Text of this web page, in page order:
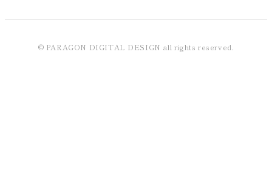
© PARAGON DIGITAL DESIGN all rights reserved.